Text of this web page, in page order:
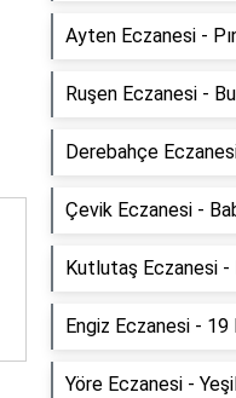
Ayten Eczanesi -
Ruşen Eczanesi -
Derebahçe
Çevik Eczanesi -
Kutlutaş Eczanesi
Engiz Eczanesi - 19
Yöre Eczanesi -